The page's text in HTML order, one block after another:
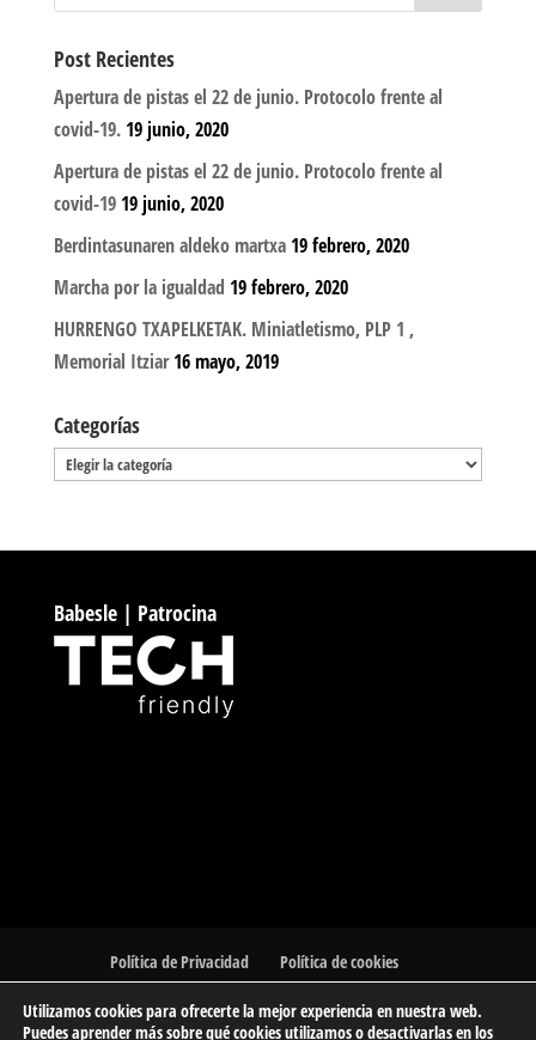
Post Recientes
Apertura de pistas el 22 de junio. Protocolo frente al
covid-19. 19 junio, 2020
Apertura de pistas el 22 de junio. Protocolo frente al
covid-19 19 junio, 2020
Berdintasunaren aldeko martxa 19 febrero, 2020
Marcha por la igualdad 19 febrero, 2020
HURRENGO TXAPELKETAK. Miniatletismo, PLP 1 ,
Memorial Itziar 16 mayo, 2019
Categorías
Categorías
Babesle | Patrocina
Política de Privacidad Política de cookies
Utilizamos cookies para ofrecerte la mejor experiencia en nuestra web.
Puedes aprender más sobre qué cookies utilizamos o desactivarlas en los